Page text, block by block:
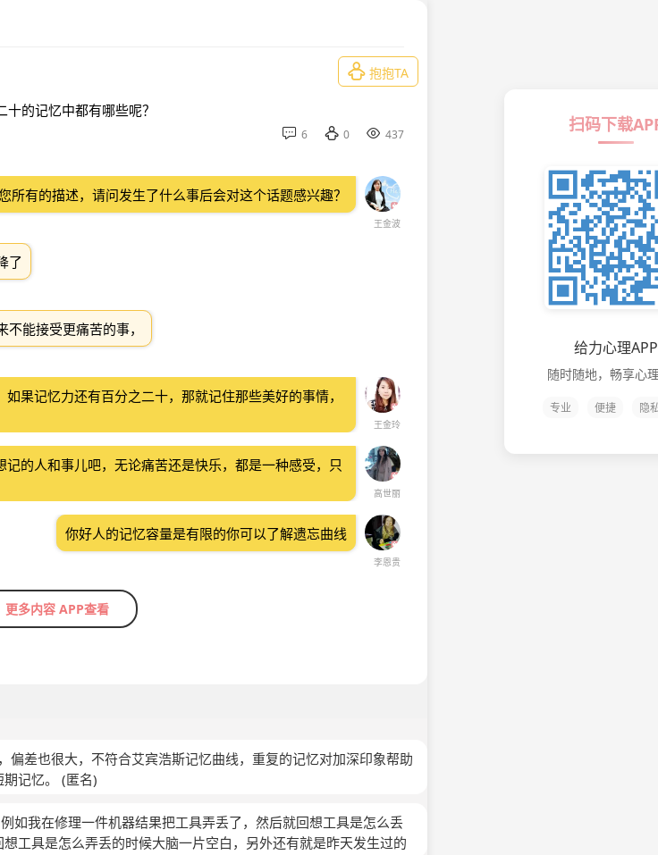
 抱抱TA
的记忆中都有哪些呢？
 6  0  437
王金波
所有的描述，请问发生了什么事后会对这个话题感兴趣？
了
能接受更痛苦的事，
王金玲
果记忆力还有百分之二十，那就记住那些美好的事情，
高世丽
的人和事儿吧，无论痛苦还是快乐，都是一种感受，只
李恩贵
你好人的记忆容量是有限的你可以了解遗忘曲线
更多内容 APP查看
偏差也很大，不符合艾宾浩斯记忆曲线，重复的记忆对加深印象帮助
记忆。 (匿名)
如我在修理一件机器结果把工具弄丢了，然后就回想工具是怎么丢
工具是怎么弄丢的时候大脑一片空白，另外还有就是昨天发生过的
扫码下载
给力心理APP
随时随地，畅享心
专业 便捷 隐